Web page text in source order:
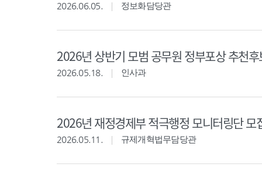
2026.06.05. 정보화담당관
2026년 상반기 모범 공무원 정부포상 추천
2026.05.18. 인사과
2026년 재정경제부 적극행정 모니터링단 모
2026.05.11. 규제개혁법무담당관